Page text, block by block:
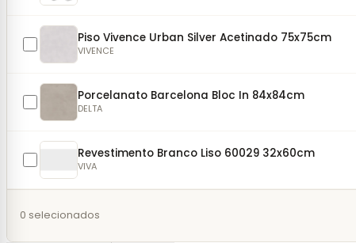
Piso Vivence Urban Silver Acetinado 75x75cm
VIVENCE
Porcelanato Barcelona Bloc In 84x84cm
DELTA
Revestimento Branco Liso 60029 32x60cm
VIVA
0 selecionados